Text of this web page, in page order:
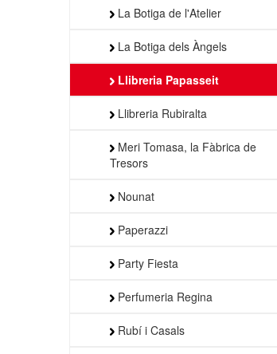
La Botiga de l'Atelier
La Botiga dels Àngels
Llibreria Papasseit
Llibreria Rubiralta
Meri Tomasa, la Fàbrica de
Tresors
Nounat
Paperazzi
Party Fiesta
Perfumeria Regina
Rubí i Casals